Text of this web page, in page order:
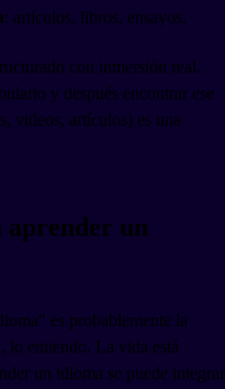
: artículos, libros, ensayos.
con inmersión real.
y después encontrar ese
videos, artículos) es una
aprender un
es probablemente la
lo entiendo. La vida está
un idioma se puede integrar